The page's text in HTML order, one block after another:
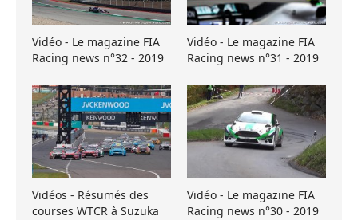
Vidéo - Le magazine FIA
Racing news n°32 - 2019
Vidéo - Le magazine FIA
Racing news n°31 - 2019
Vidéos - Résumés des
courses WTCR à Suzuka
Vidéo - Le magazine FIA
Racing news n°30 - 2019